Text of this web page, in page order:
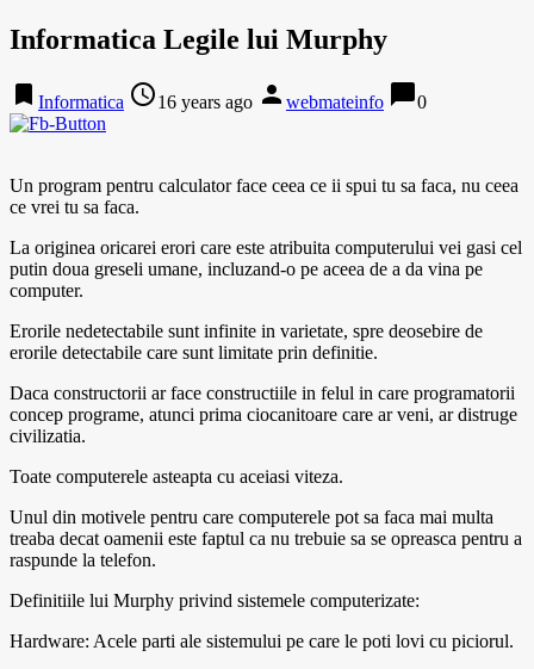
Informatica Legile lui Murphy
bookmark Informatica access_time16 years ago person webmateinfo chat_bubble0
Un program pentru calculator face ceea ce ii spui tu sa faca, nu ceea
ce vrei tu sa faca.
La originea oricarei erori care este atribuita computerului vei gasi cel
putin doua greseli umane, incluzand-o pe aceea de a da vina pe
computer.
Erorile nedetectabile sunt infinite in varietate, spre deosebire de
erorile detectabile care sunt limitate prin definitie.
Daca constructorii ar face constructiile in felul in care programatorii
concep programe, atunci prima ciocanitoare care ar veni, ar distruge
civilizatia.
Toate computerele asteapta cu aceiasi viteza.
Unul din motivele pentru care computerele pot sa faca mai multa
treaba decat oamenii este faptul ca nu trebuie sa se opreasca pentru a
raspunde la telefon.
Definitiile lui Murphy privind sistemele computerizate:
Hardware: Acele parti ale sistemului pe care le poti lovi cu piciorul.